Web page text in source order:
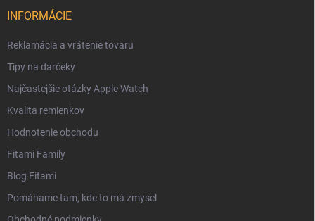
INFORMÁCIE
Reklamácia a vrátenie tovaru
Tipy na darčeky
Najčastejšie otázky Apple Watch
Kvalita remienkov
Hodnotenie obchodu
Fitami Family
Blog Fitami
Pomáhame tam, kde to má zmysel